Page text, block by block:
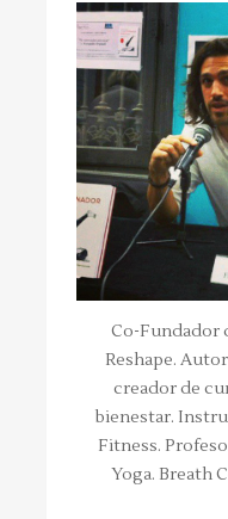
Co-Fundador
Reshape.
creador de
bienestar.
Fitness.
Yoga. Breath